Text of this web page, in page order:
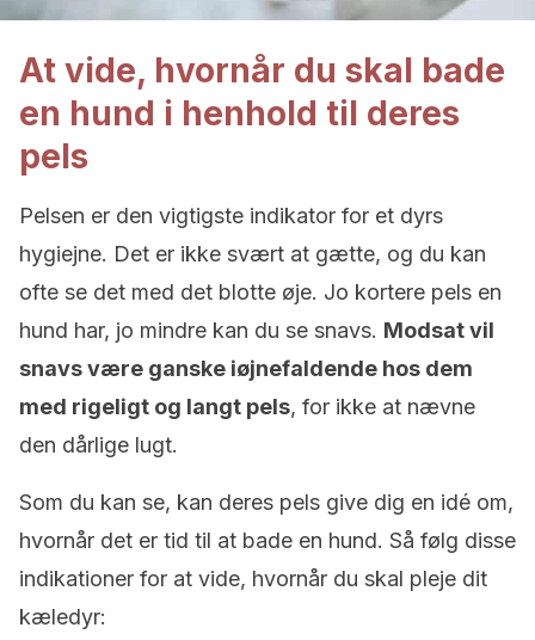
At vide, hvornår du skal bade
en hund i henhold til deres
pels
Pelsen er den vigtigste indikator for et dyrs
hygiejne. Det er ikke svært at gætte, og du kan
ofte se det med det blotte øje. Jo kortere pels en
hund har, jo mindre kan du se snavs. Modsat vil
snavs være ganske iøjnefaldende hos dem
med rigeligt og langt pels, for ikke at nævne
den dårlige lugt.
Som du kan se, kan deres pels give dig en idé om,
hvornår det er tid til at bade en hund. Så følg disse
indikationer for at vide, hvornår du skal pleje dit
kæledyr: